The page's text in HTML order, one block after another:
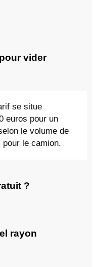
vider
se situe
euros pour un
le volume de
pour le camion.
?
rayon